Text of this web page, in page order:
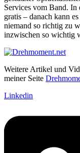
Services vom Band. In
gratis – danach kann
niemand so richtig zu
inzwischen so wichtig
Weitere Artikel und
meiner Seite
Linkedin